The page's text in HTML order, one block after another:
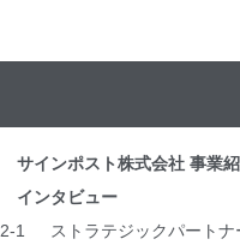
サインポスト株式会社 事業
インタビュー
2-1
ストラテジックパート